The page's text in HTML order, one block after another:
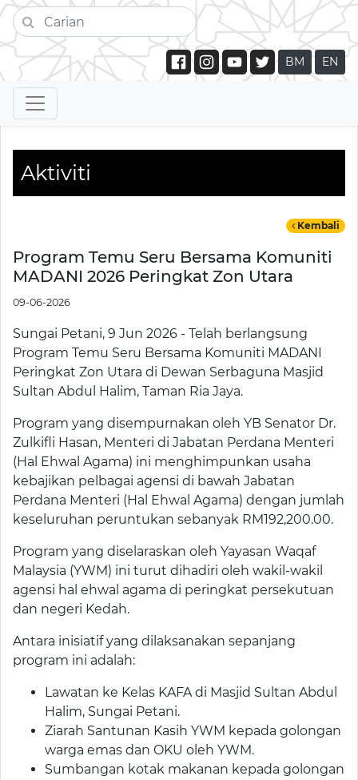
BM EN
Aktiviti
Kembali
Program Temu Seru Bersama Komuniti
MADANI 2026 Peringkat Zon Utara
09-06-2026
Sungai Petani, 9 Jun 2026 - Telah berlangsung
Program Temu Seru Bersama Komuniti MADANI
Peringkat Zon Utara di Dewan Serbaguna Masjid
Sultan Abdul Halim, Taman Ria Jaya.
Program yang disempurnakan oleh YB Senator Dr.
Zulkifli Hasan, Menteri di Jabatan Perdana Menteri
(Hal Ehwal Agama) ini menghimpunkan usaha
kebajikan pelbagai agensi di bawah Jabatan
Perdana Menteri (Hal Ehwal Agama) dengan jumlah
keseluruhan peruntukan sebanyak RM192,200.00.
Program yang diselaraskan oleh Yayasan Waqaf
Malaysia (YWM) ini turut dihadiri oleh wakil-wakil
agensi hal ehwal agama di peringkat persekutuan
dan negeri Kedah.
Antara inisiatif yang dilaksanakan sepanjang
program ini adalah:
Lawatan ke Kelas KAFA di Masjid Sultan Abdul
Halim, Sungai Petani.
Ziarah Santunan Kasih YWM kepada golongan
warga emas dan OKU oleh YWM.
Sumbangan kotak makanan kepada golongan